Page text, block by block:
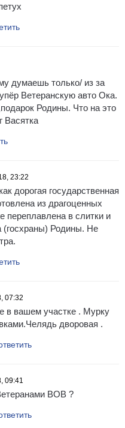
думаешь только/ из за
Ветеранскую авто Ока.
Родины. Что на это
Васятка
23:22
дорогая государственная
из драгоценных
переплавлена в слитки и
(госхраны) Родины. Не
07:32
в вашем участке . Мурку
дворовая .
09:41
ВОВ ?